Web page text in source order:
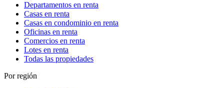
Departamentos en renta
Casas en renta
Casas en condominio en renta
Oficinas en renta
Comercios en renta
Lotes en renta
Todas las propiedades
Por región